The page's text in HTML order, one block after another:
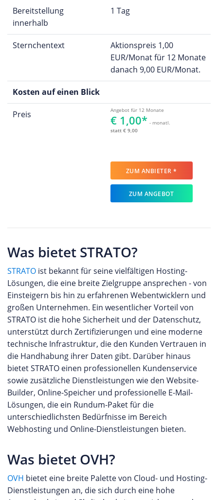
Bereitstellung
innerhalb
1 Tag
Sternchentext
Aktionspreis 1,00
EUR/Monat für 12 Monate
danach 9,00 EUR/Monat.
Kosten auf einen Blick
Preis Angebot für 12 Monate
€ 1,00* - monatl.
statt € 9,00
ZUM ANBIETER *
ZUM ANGEBOT
Was bietet STRATO?
STRATO ist bekannt für seine vielfältigen Hosting-
Lösungen, die eine breite Zielgruppe ansprechen - von
Einsteigern bis hin zu erfahrenen Webentwicklern und
großen Unternehmen. Ein wesentlicher Vorteil von
STRATO ist die hohe Sicherheit und der Datenschutz,
unterstützt durch Zertifizierungen und eine moderne
technische Infrastruktur, die den Kunden Vertrauen in
die Handhabung ihrer Daten gibt. Darüber hinaus
bietet STRATO einen professionellen Kundenservice
sowie zusätzliche Dienstleistungen wie den Website-
Builder, Online-Speicher und professionelle E-Mail-
Lösungen, die ein Rundum-Paket für die
unterschiedlichsten Bedürfnisse im Bereich
Webhosting und Online-Dienstleistungen bieten.
Was bietet OVH?
OVH bietet eine breite Palette von Cloud- und Hosting-
Dienstleistungen an, die sich durch eine hohe